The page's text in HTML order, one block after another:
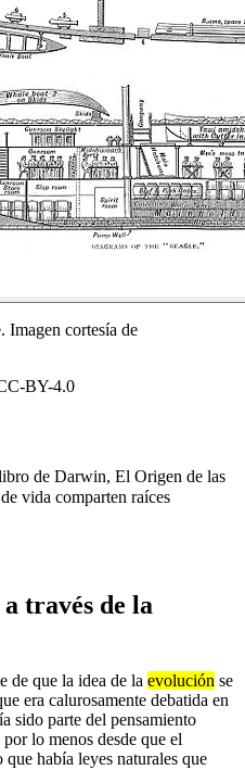
Imagen cortesía de
BY-4.0
de Darwin, El Origen de las
vida comparten raíces
través de la
de que la idea de la evolución se
era calurosamente debatida en
sido parte del pensamiento
lo menos desde que el
que había leyes naturales que